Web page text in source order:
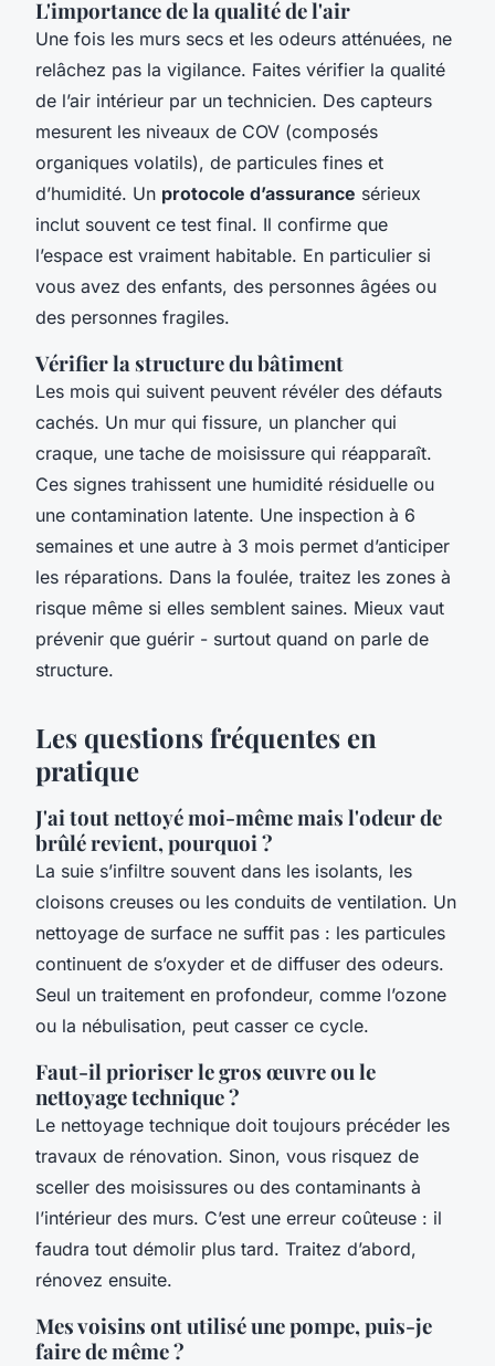
L'importance de la qualité de l'air
Une fois les murs secs et les odeurs atténuées, ne
relâchez pas la vigilance. Faites vérifier la qualité
de l’air intérieur par un technicien. Des capteurs
mesurent les niveaux de COV (composés
organiques volatils), de particules fines et
d’humidité. Un protocole d’assurance sérieux
inclut souvent ce test final. Il confirme que
l’espace est vraiment habitable. En particulier si
vous avez des enfants, des personnes âgées ou
des personnes fragiles.
Vérifier la structure du bâtiment
Les mois qui suivent peuvent révéler des défauts
cachés. Un mur qui fissure, un plancher qui
craque, une tache de moisissure qui réapparaît.
Ces signes trahissent une humidité résiduelle ou
une contamination latente. Une inspection à 6
semaines et une autre à 3 mois permet d’anticiper
les réparations. Dans la foulée, traitez les zones à
risque même si elles semblent saines. Mieux vaut
prévenir que guérir - surtout quand on parle de
structure.
Les questions fréquentes en
pratique
J'ai tout nettoyé moi-même mais l'odeur de
brûlé revient, pourquoi ?
La suie s’infiltre souvent dans les isolants, les
cloisons creuses ou les conduits de ventilation. Un
nettoyage de surface ne suffit pas : les particules
continuent de s’oxyder et de diffuser des odeurs.
Seul un traitement en profondeur, comme l’ozone
ou la nébulisation, peut casser ce cycle.
Faut-il prioriser le gros œuvre ou le
nettoyage technique ?
Le nettoyage technique doit toujours précéder les
travaux de rénovation. Sinon, vous risquez de
sceller des moisissures ou des contaminants à
l’intérieur des murs. C’est une erreur coûteuse : il
faudra tout démolir plus tard. Traitez d’abord,
rénovez ensuite.
Mes voisins ont utilisé une pompe, puis-je
faire de même ?